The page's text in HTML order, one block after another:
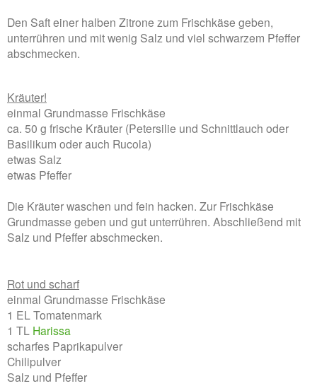
Den Saft einer halben Zitrone zum Frischkäse geben,
unterrühren und mit wenig Salz und viel schwarzem Pfeffer
abschmecken.
Kräuter!
einmal Grundmasse Frischkäse
ca. 50 g frische Kräuter (Petersilie und Schnittlauch oder
Basilikum oder auch Rucola)
etwas Salz
etwas Pfeffer
Die Kräuter waschen und fein hacken. Zur Frischkäse
Grundmasse geben und gut unterrühren. Abschließend mit
Salz und Pfeffer abschmecken.
Rot und scharf
einmal Grundmasse Frischkäse
1 EL Tomatenmark
1 TL Harissa
scharfes Paprikapulver
Chilipulver
Salz und Pfeffer